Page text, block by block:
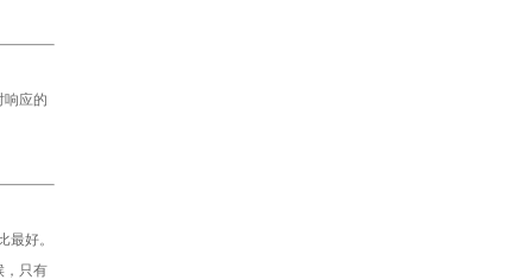
响应的
好。
，只有